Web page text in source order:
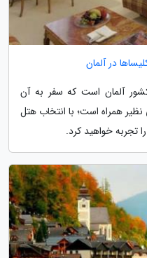
آلمان است که سفر به آن
همراه است؛ با انتخاب هتل